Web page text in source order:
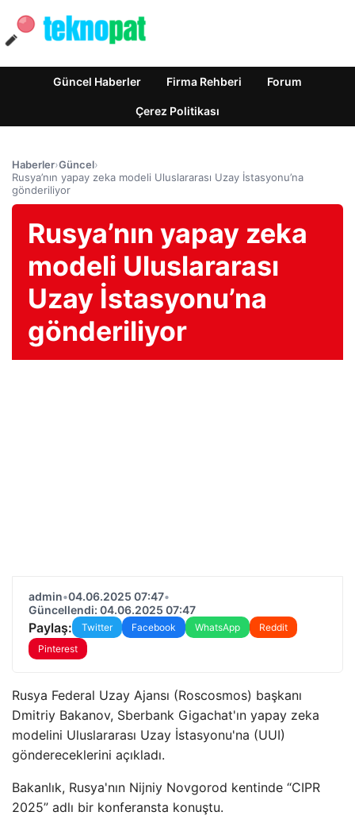
Güncel Haberler Firma Rehberi Forum
Çerez Politikası
Haberler›Güncel›
Rusya’nın yapay zeka modeli Uluslararası Uzay İstasyonu’na
gönderiliyor
Rusya’nın yapay zeka
modeli Uluslararası
Uzay İstasyonu’na
gönderiliyor
admin•04.06.2025 07:47•
Güncellendi: 04.06.2025 07:47
Paylaş: Twitter Facebook WhatsApp
Reddit
Pinterest
Rusya Federal Uzay Ajansı (Roscosmos) başkanı
Dmitriy Bakanov, Sberbank Gigachat'ın yapay zeka
modelini Uluslararası Uzay İstasyonu'na (UUI)
göndereceklerini açıkladı.
Bakanlık, Rusya'nın Nijniy Novgorod kentinde “CIPR
2025” adlı bir konferansta konuştu.